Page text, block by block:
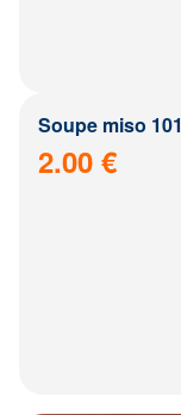
Soupe miso 101
2.00 €